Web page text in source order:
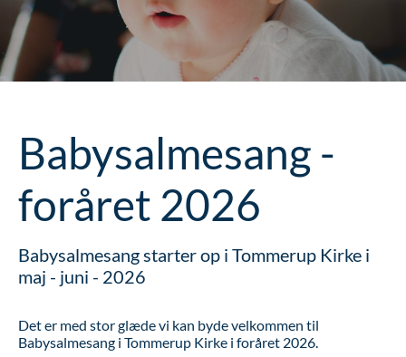
Babysalmesang -
foråret 2026
Babysalmesang starter op i Tommerup Kirke i
maj - juni - 2026
Det er med stor glæde vi kan byde velkommen til
Babysalmesang i Tommerup Kirke i foråret 2026.